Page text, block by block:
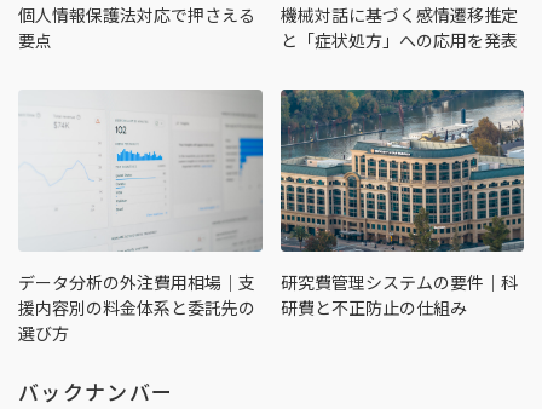
個人情報保護法対応で押さえる
要点
機械対話に基づく感情遷移推定
と「症状処方」への応用を発表
データ分析の外注費用相場｜支
援内容別の料金体系と委託先の
選び方
研究費管理システムの要件｜科
研費と不正防止の仕組み
バックナンバー